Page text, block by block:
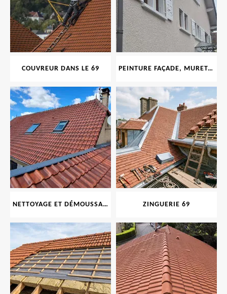
COUVREUR DANS LE 69 PEINTURE FAÇADE, MURET, TOITURE, BOISERIE, FERRONERIE, GOUTTIÈRE 69
NETTOYAGE ET DÉMOUSSAGE DE TOITURE ET FAÇADE 69 ZINGUERIE 69